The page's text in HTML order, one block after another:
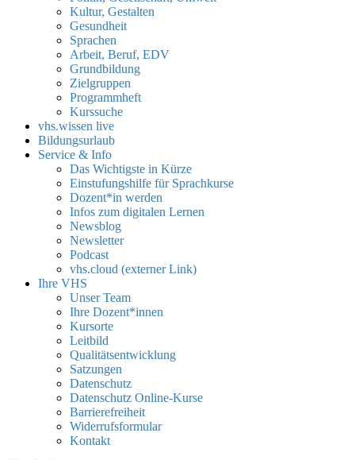
Kultur, Gestalten
Gesundheit
Sprachen
Arbeit, Beruf, EDV
Grundbildung
Zielgruppen
Programmheft
Kurssuche
vhs.wissen live
Bildungsurlaub
Service & Info
Das Wichtigste in Kürze
Einstufungshilfe für Sprachkurse
Dozent*in werden
Infos zum digitalen Lernen
Newsblog
Newsletter
Podcast
vhs.cloud (externer Link)
Ihre VHS
Unser Team
Ihre Dozent*innen
Kursorte
Leitbild
Qualitätsentwicklung
Satzungen
Datenschutz
Datenschutz Online-Kurse
Barrierefreiheit
Widerrufsformular
Kontakt